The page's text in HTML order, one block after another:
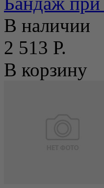
В наличии
2 513 Р.
В корзину